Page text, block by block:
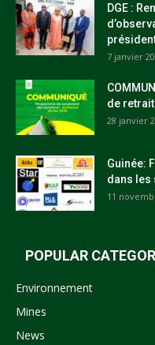
DGE :
7 janvier
de
28 janvier
Guinée:
dans les
11
POPULAR
Environnement
Mines
News